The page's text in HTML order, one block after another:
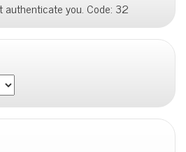
authenticate you. Code: 32